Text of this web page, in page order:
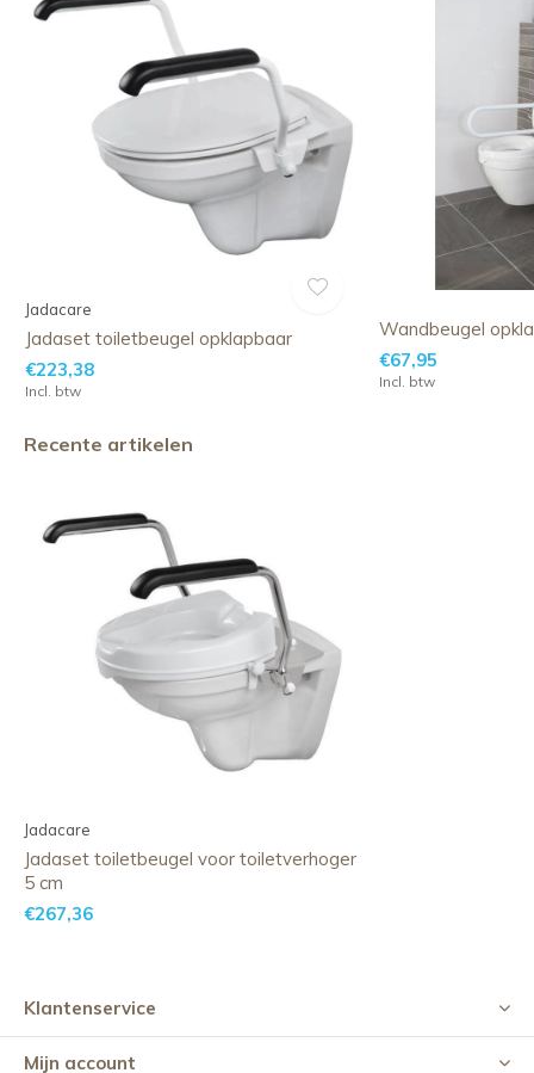
Jadacare
Jadaset toiletbeugel opklapbaar
€223,38
Incl. btw
Wandbeugel
€67,95
Incl. btw
Recente artikelen
Jadacare
Jadaset toiletbeugel voor toiletverhoger
5 cm
€267,36
Klantenservice
Mijn account